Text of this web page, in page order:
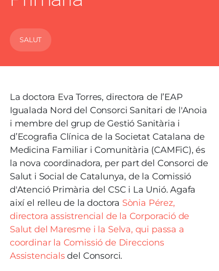
SALUT
La doctora Eva Torres, directora de l’EAP
Igualada Nord del Consorci Sanitari de l'Anoia
i membre del grup de Gestió Sanitària i
d’Ecografia Clínica de la Societat Catalana de
Medicina Familiar i Comunitària (CAMFiC), és
la nova coordinadora, per part del Consorci de
Salut i Social de Catalunya, de la Comissió
d'Atenció Primària del CSC i La Unió. Agafa
així el relleu de la doctora Sònia Pérez,
directora assistrencial de la Corporació de
Salut del Maresme i la Selva, qui passa a
coordinar la Comissió de Direccions
Assistencialsdel Consorci.